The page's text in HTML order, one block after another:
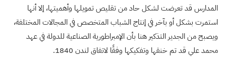
المدارس قد تعرضت لشكل حاد من تقليص تمويلها وأهميتها، إلا أنها
استمرت بشكل أو بآخر في إنتاج الشباب المتخصص في المجالات المختلفة،
ويصبح من الجدير التذكير هنا بأن الإمبراطورية الصناعية للدولة في عهد
محمد علي قد تم خنقها وتفكيكها وفقًا لاتفاق لندن 1840.